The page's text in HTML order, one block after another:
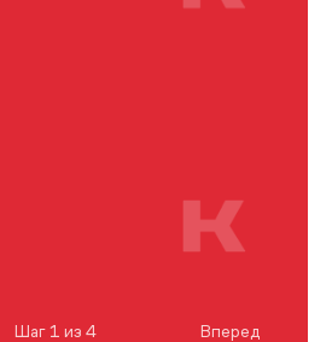
Шаг 1 из 4 Вперед